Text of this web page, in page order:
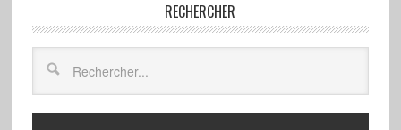
RECHERCHER